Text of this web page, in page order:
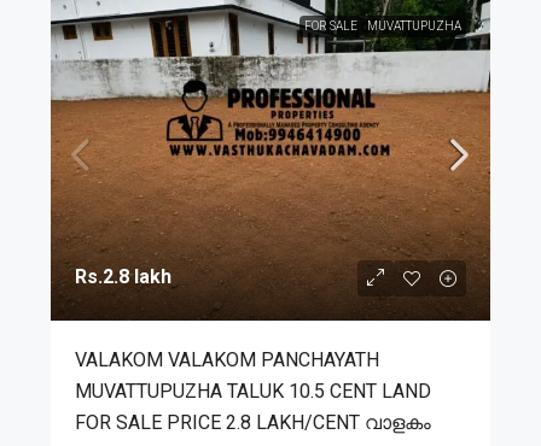
FOR SALE MUVATTUPUZHA
Rs.2.8 lakh
VALAKOM VALAKOM PANCHAYATH
MUVATTUPUZHA TALUK 10.5 CENT LAND
FOR SALE PRICE 2.8 LAKH/CENT വാളകം